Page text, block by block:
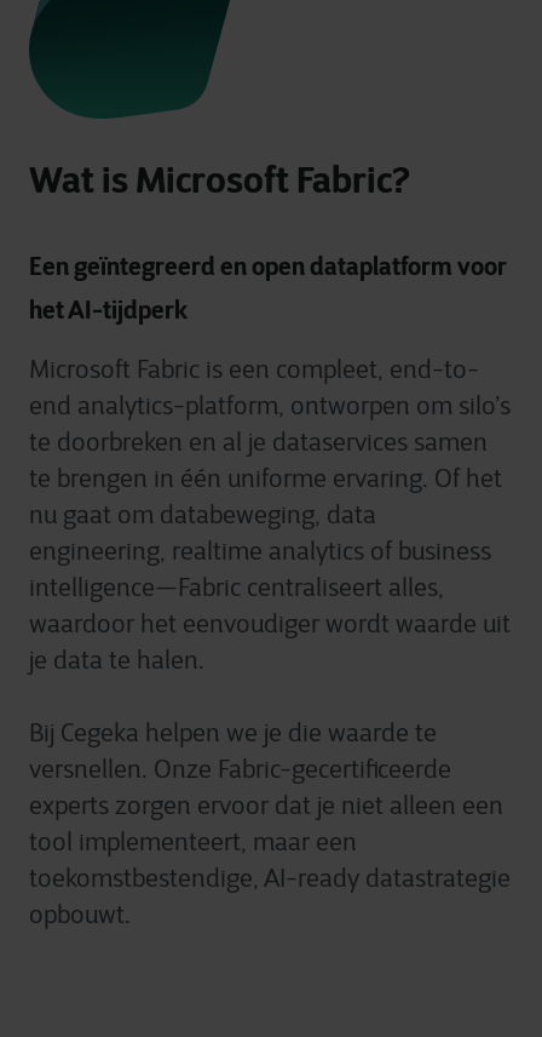
Wat is Microsoft Fabric?
Een geïntegreerd en open dataplatform voor
het AI-tijdperk
Microsoft Fabric is een compleet, end-to-
end analytics-platform, ontworpen om silo’s
te doorbreken en al je dataservices samen
te brengen in één uniforme ervaring. Of het
nu gaat om databeweging, data
engineering, realtime analytics of business
intelligence—Fabric centraliseert alles,
waardoor het eenvoudiger wordt waarde uit
je data te halen.
Bij Cegeka helpen we je die waarde te
versnellen. Onze Fabric-gecertificeerde
experts zorgen ervoor dat je niet alleen een
tool implementeert, maar een
toekomstbestendige, AI-ready datastrategie
opbouwt.